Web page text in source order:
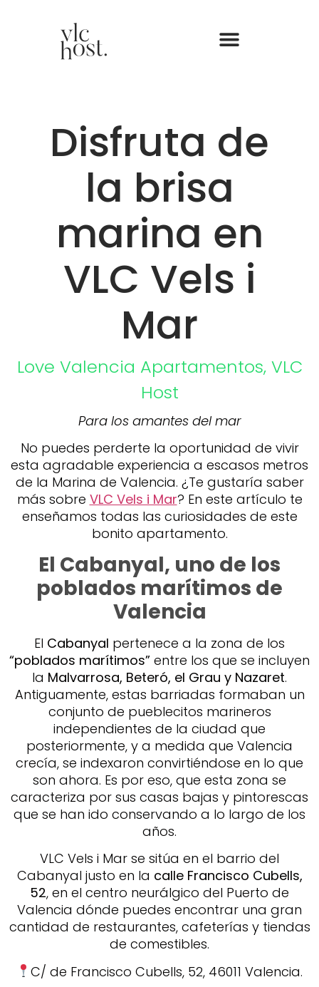
Disfruta de
la brisa
marina en
VLC Vels i
Mar
Love Valencia Apartamentos, VLC
Host
Para los amantes del mar
No puedes perderte la oportunidad de vivir
esta agradable experiencia a escasos metros
de la Marina de Valencia. ¿Te gustaría saber
más sobre VLC Vels i Mar? En este artículo te
enseñamos todas las curiosidades de este
bonito apartamento.
El Cabanyal, uno de los
poblados marítimos de
Valencia
El Cabanyal pertenece a la zona de los
“poblados marítimos” entre los que se incluyen
la Malvarrosa, Beteró, el Grau y Nazaret.
Antiguamente, estas barriadas formaban un
conjunto de pueblecitos marineros
independientes de la ciudad que
posteriormente, y a medida que Valencia
crecía, se indexaron convirtiéndose en lo que
son ahora. Es por eso, que esta zona se
caracteriza por sus casas bajas y pintorescas
que se han ido conservando a lo largo de los
años.
VLC Vels i Mar se sitúa en el barrio del
Cabanyal justo en la calle Francisco Cubells,
52, en el centro neurálgico del Puerto de
Valencia dónde puedes encontrar una gran
cantidad de restaurantes, cafeterías y tiendas
de comestibles.
C/ de Francisco Cubells, 52, 46011 Valencia.